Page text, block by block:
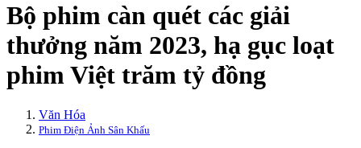
Bộ phim càn quét các giải
thưởng năm 2023, hạ gục loạt
phim Việt trăm tỷ đồng
Văn Hóa
Phim Điện Ảnh Sân Khấu